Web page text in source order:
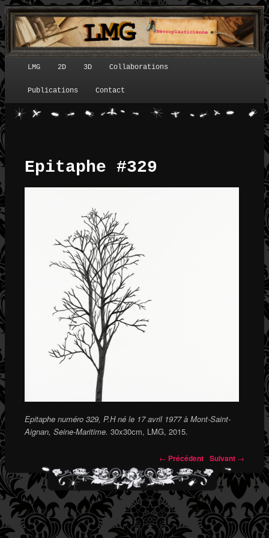
Menu principal
LMG 2D 3D Collaborations
Publications Contact
Epitaphe #329
Epitaphe numéro 329, P.H né le 17 avril 1977 à Mont-Saint-
Aignan, Seine-Maritime. 30x30cm, LMG, 2015.
← Précédent Suivant →